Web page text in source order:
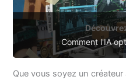
Comment l'IA
Que vous soyez un